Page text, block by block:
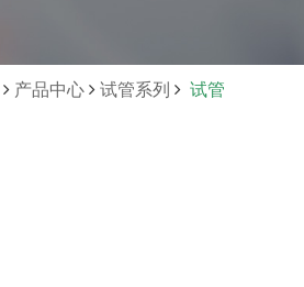
产品中心 试管系列 试管